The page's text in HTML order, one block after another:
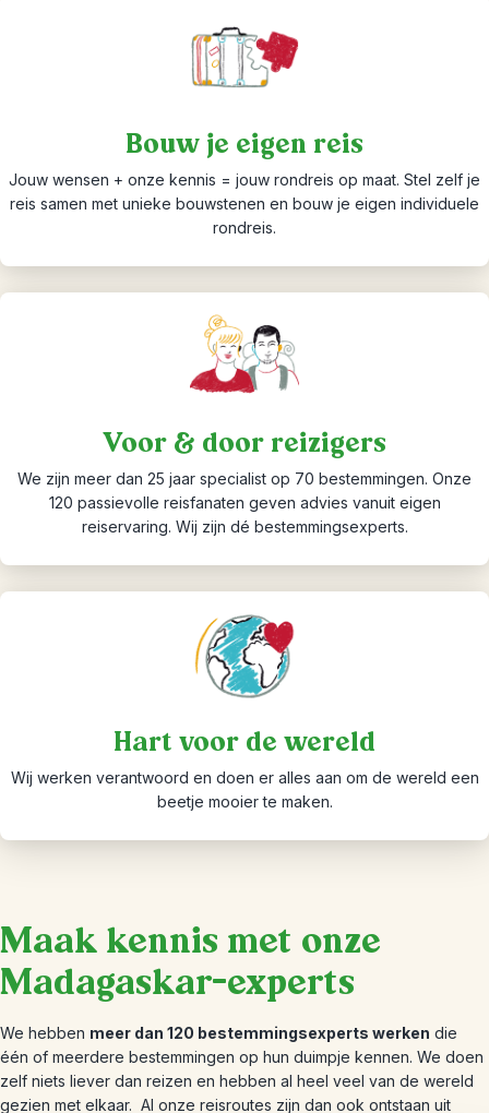
Bouw je eigen reis
Jouw wensen + onze kennis = jouw rondreis op maat. Stel zelf je
reis samen met unieke bouwstenen en bouw je eigen individuele
rondreis.
Voor & door reizigers
We zijn meer dan 25 jaar specialist op 70 bestemmingen. Onze
120 passievolle reisfanaten geven advies vanuit eigen
reiservaring. Wij zijn dé bestemmingsexperts.
Hart voor de wereld
Wij werken verantwoord en doen er alles aan om de wereld een
beetje mooier te maken.
Maak kennis met onze
Madagaskar-experts
We hebben meer dan 120 bestemmingsexperts werken die
één of meerdere bestemmingen op hun duimpje kennen. We doen
zelf niets liever dan reizen en hebben al heel veel van de wereld
gezien met elkaar. Al onze reisroutes zijn dan ook ontstaan uit